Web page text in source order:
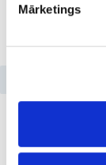
Mārketings
Elari